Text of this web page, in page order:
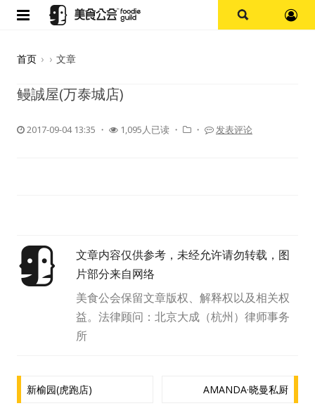
美食杂谈
资讯
首页 › › 文章
鳗誠屋(万泰城店)
2017-09-04 13:35 ・ 1,095人已读 ・ ・ 发表评论
文章内容仅供参考，未经允许请勿转载，图
片部分来自网络
美食公会保留文章版权、解释权以及相关权
益。法律顾问：北京大成（杭州）律师事务
所
章
新榆园(虎跑店) AMANDA·晓曼私厨